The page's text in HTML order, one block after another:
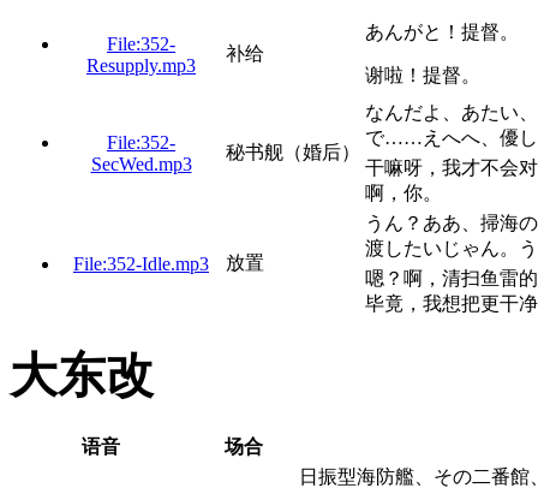
File:352-
Resupply.mp3
补给
あんがと！提督。
谢啦！提督。
File:352-
SecWed.mp3
秘书舰（婚后）
なんだよ、あたい
で……えへへ、優し
干嘛呀，我才不会
啊，你。
File:352-Idle.mp3 放置
うん？ああ、掃海
渡したいじゃん。
嗯？啊，清扫鱼雷
毕竟，我想把更干
大东改
语音 场合
日振型海防艦、その二番